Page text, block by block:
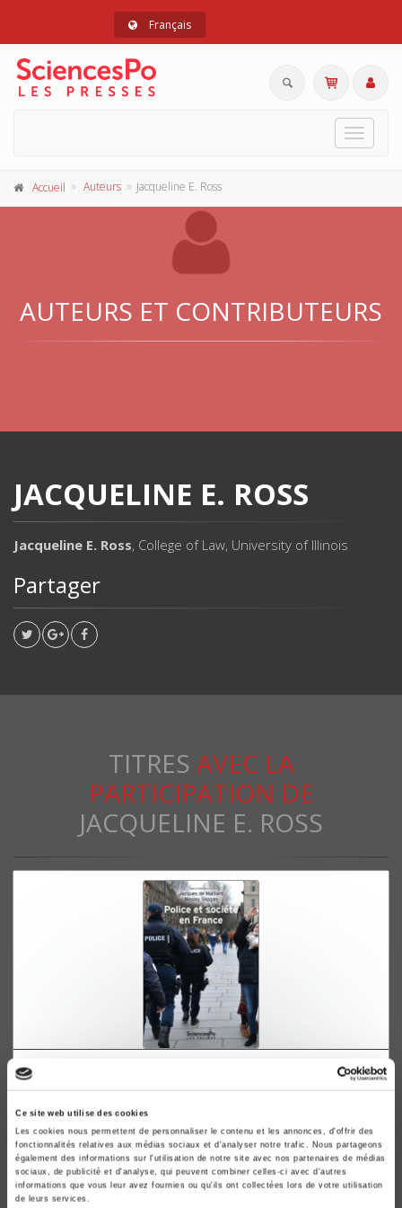
Ce site web utilise des cookies
Les cookies nous permettent de personnaliser le contenu et les annonces, d'offrir des
fonctionnalités relatives aux médias sociaux et d'analyser notre trafic. Nous partageons
également des informations sur l'utilisation de notre site avec nos partenaires de médias
sociaux, de publicité et d'analyse, qui peuvent combiner celles-ci avec d'autres
informations que vous leur avez fournies ou qu'ils ont collectées lors de votre utilisation
de leurs services.
Français
Toggle
Accueil Auteurs Jacqueline E. Ross
AUTEURS ET CONTRIBUTEURS
JACQUELINE E. ROSS
Jacqueline E. Ross, College of Law, University of Illinois
Partager
TITRES AVEC LA
PARTICIPATION DE
JACQUELINE E. ROSS
Police et société en France